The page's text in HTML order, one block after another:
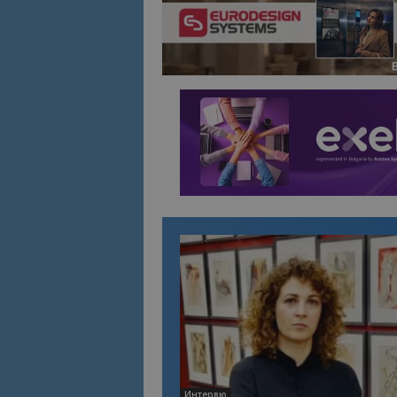
Интервю
Име
is_visitor_unique
is_unique
_ga_B09EBBY8PY
_ga_WXPDN4HSCV
_ga_FK650GXHRZ
_ga
Име